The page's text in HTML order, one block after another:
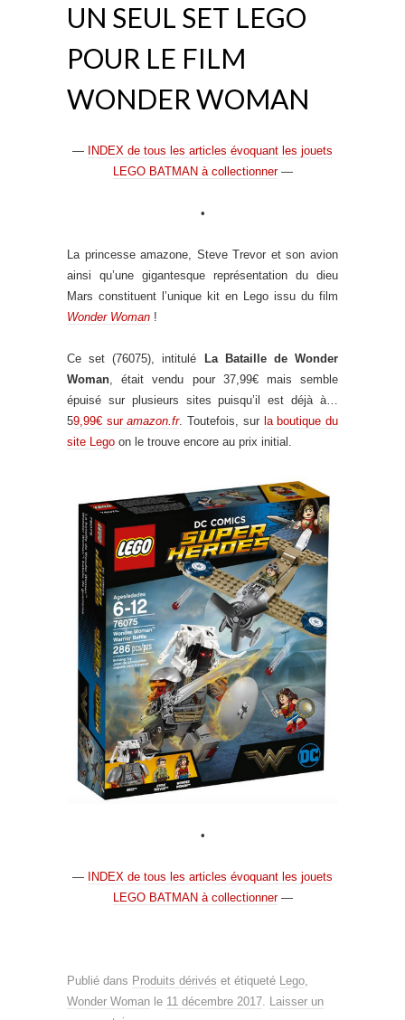
UN SEUL SET LEGO
POUR LE FILM
WONDER WOMAN
—
INDEX de tous les articles évoquant les jouets
LEGO BATMAN à collectionner—
•
La princesse amazone, Steve Trevor et son avion
ainsi qu’une gigantesque représentation du dieu
Mars constituent l’unique kit en Lego issu du film
Wonder Woman !
Ce set (76075), intitulé
La Bataille de Wonder
Woman, était vendu pour 37,99€ mais semble
épuisé sur plusieurs sites puisqu’il est déjà à…
59,99€ suramazon.fr. Toutefois, sur la boutique du
site Lego on le trouve encore au prix initial.
•
—
INDEX de tous les articles évoquant les jouets
LEGO BATMAN à collectionner—
Publié dans Produits dérivés et étiqueté Lego,
Wonder Woman le 11 décembre 2017. Laisser un